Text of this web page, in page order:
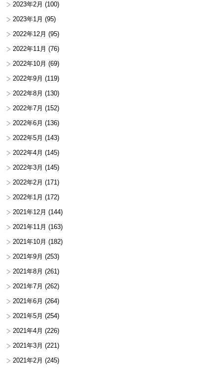
2023年2月 (100)
2023年1月 (95)
2022年12月 (95)
2022年11月 (76)
2022年10月 (69)
2022年9月 (119)
2022年8月 (130)
2022年7月 (152)
2022年6月 (136)
2022年5月 (143)
2022年4月 (145)
2022年3月 (145)
2022年2月 (171)
2022年1月 (172)
2021年12月 (144)
2021年11月 (163)
2021年10月 (182)
2021年9月 (253)
2021年8月 (261)
2021年7月 (262)
2021年6月 (264)
2021年5月 (254)
2021年4月 (226)
2021年3月 (221)
2021年2月 (245)